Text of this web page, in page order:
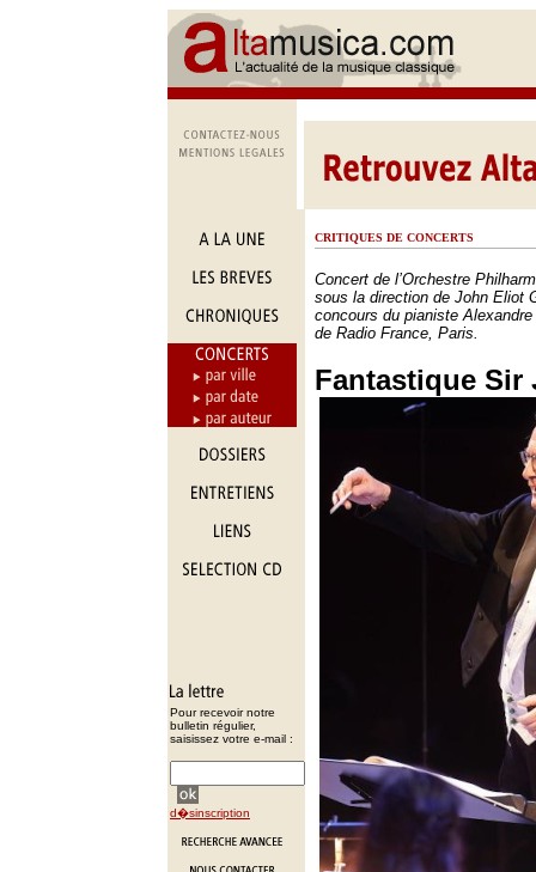
Pour recevoir notre
bulletin régulier,
saisissez votre e-mail :
d�sinscription
CRITIQUES DE CONCERTS
Concert de l’Orchestre
sous la direction de John Eliot
concours du pianiste Alexandre
de Radio France, Paris.
Fantastique Sir